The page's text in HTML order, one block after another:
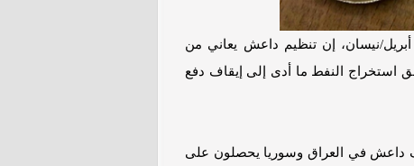
قالت صحيفة واشنطن بوست الأمريكية، الأحد 3 أبريل/نيسان، إن تنظيم داعش يعاني من
استخراج النفط ما أدى إلى إيقاف دفع
داعش في العراق وسوريا يحصلون على